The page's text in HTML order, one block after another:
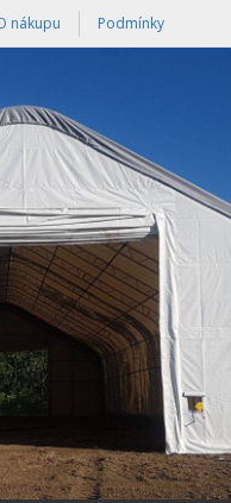
nákupu Podmínky